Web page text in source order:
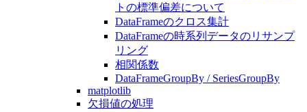
トの標準偏差について
DataFrameのクロス集計
DataFrameの時系列データのリサンプ
リング
相関係数
DataFrameGroupBy / SeriesGroupBy
matplotlib
欠損値の処理